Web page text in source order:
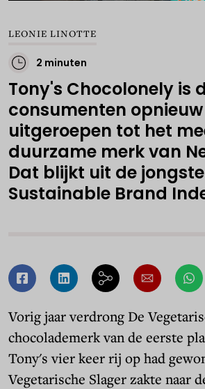
LEONIE LINOTTE
2 minuten
Tony's Chocolonely is
consumenten opnieuw
uitgeroepen tot het
duurzame merk van
Dat blijkt uit de jongste
Sustainable Brand
Vorig jaar verdrong De
chocolademerk van de eerste
Tony's vier keer rij op had
Vegetarische Slager zakte naar